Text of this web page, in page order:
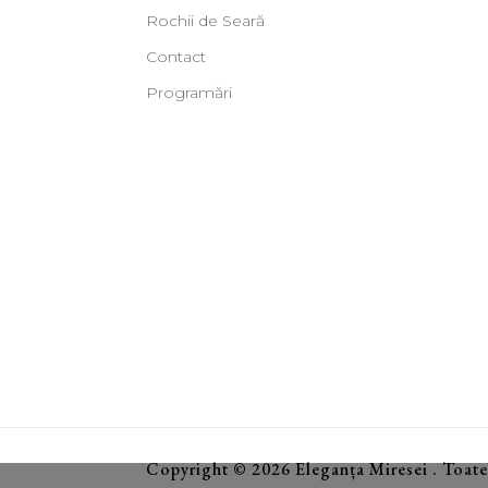
Rochii de Seară
Contact
Programări
Copyright © 2026 Eleganța Miresei .